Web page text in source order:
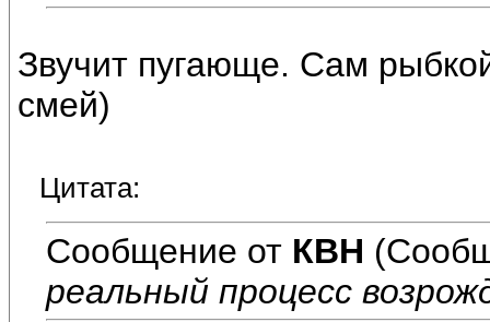
Звучит пугающе. Сам
смей)
Цитата:
Сообщение от КВН
реальный процесс